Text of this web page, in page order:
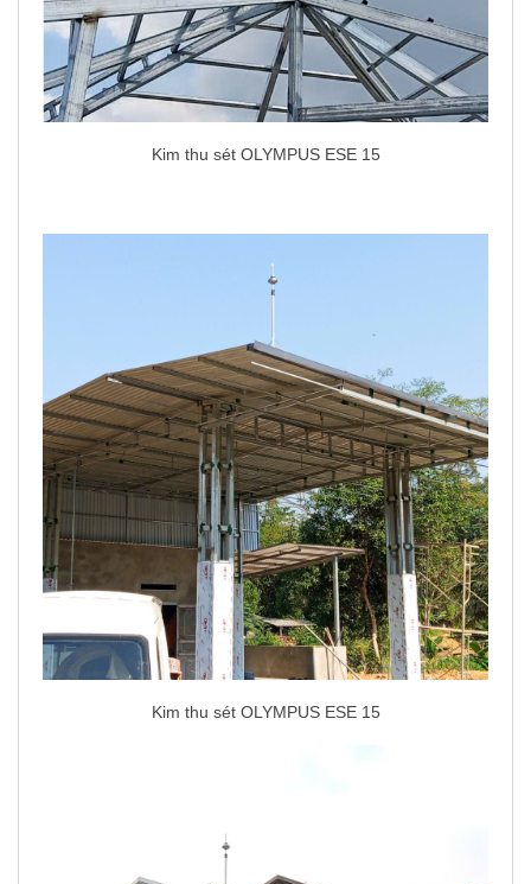
Kim thu sét OLYMPUS ESE 15
Kim thu sét OLYMPUS ESE 15